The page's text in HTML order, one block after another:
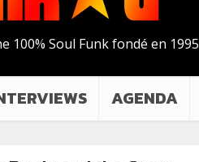
100% Soul Funk fondé en 1995
AGENDA